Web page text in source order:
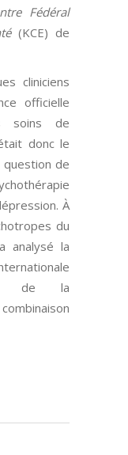
Fédéral
(KCE) de
cliniciens
officielle
soins de
donc le
de
À
du
analysé la
de la